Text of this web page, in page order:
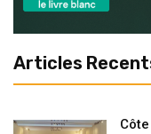
Articles